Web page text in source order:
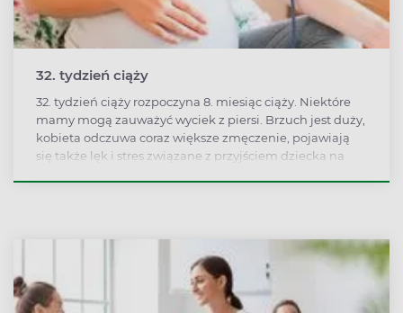
32. tydzień ciąży
32. tydzień ciąży rozpoczyna 8. miesiąc ciąży. Niektóre
mamy mogą zauważyć wyciek z piersi. Brzuch jest duży,
kobieta odczuwa coraz większe zmęczenie, pojawiają
się także lęk i stres związane z przyjściem dziecka na